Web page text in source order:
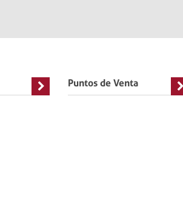
Puntos de Venta